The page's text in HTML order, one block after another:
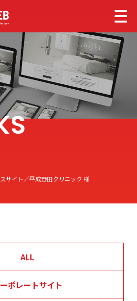
サイト 平成野田クリニック 様
ALL
ポレートサイト